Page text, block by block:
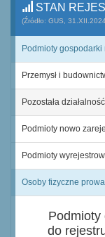
STAN
(Źródło: GUS,
Podmioty
Przemysł i
Pozostała działalność
Podmioty nowo
Podmioty
Osoby fizyczne
Podmioty
do